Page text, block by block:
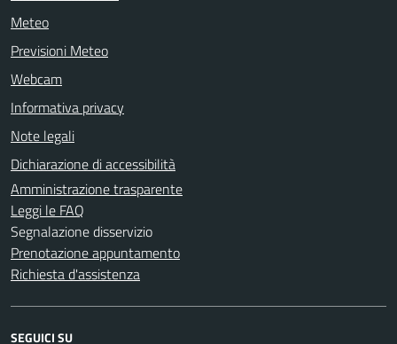
Meteo
Previsioni Meteo
Webcam
Informativa privacy
Note legali
Dichiarazione di accessibilità
Amministrazione trasparente
Leggi le FAQ
Segnalazione disservizio
Prenotazione appuntamento
Richiesta d'assistenza
SEGUICI SU